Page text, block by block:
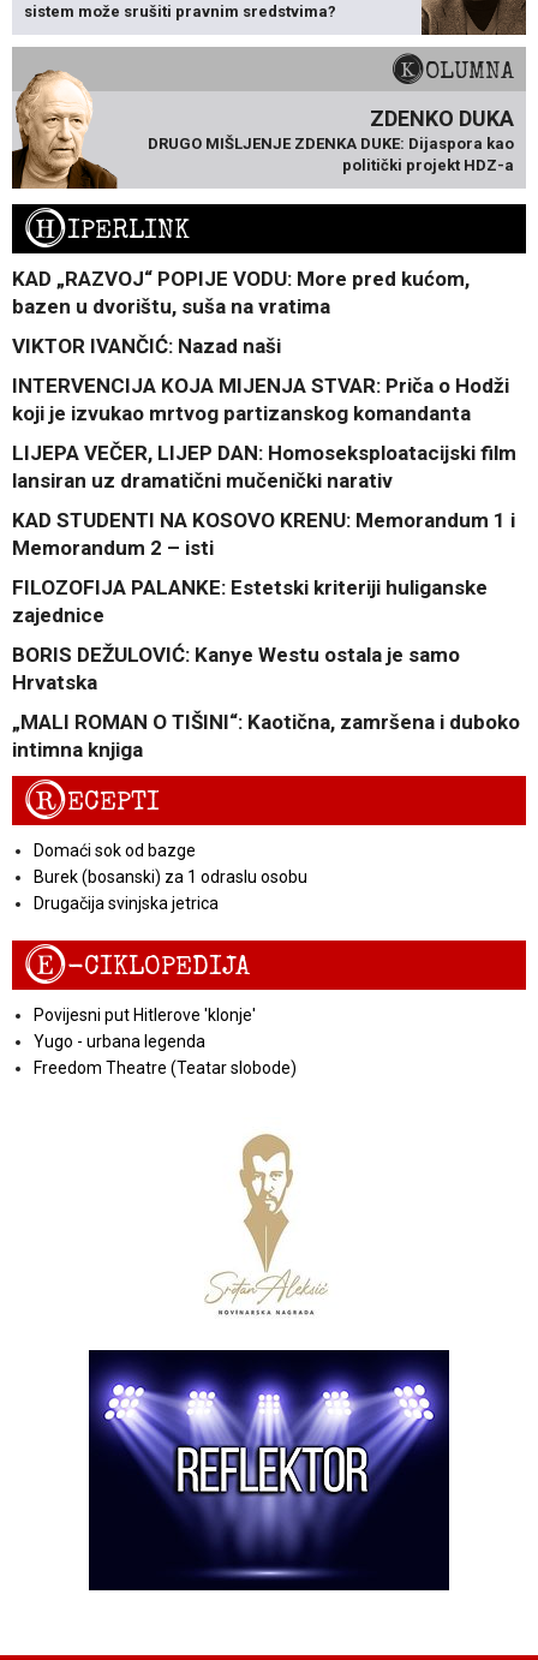
sistem može srušiti pravnim sredstvima?
KOLUMNA
ZDENKO DUKA
DRUGO MIŠLJENJE ZDENKA DUKE: Dijaspora kao
politički projekt HDZ-a
HIPERLINK
KAD „RAZVOJ“ POPIJE VODU: More pred kućom,
bazen u dvorištu, suša na vratima
VIKTOR IVANČIĆ: Nazad naši
INTERVENCIJA KOJA MIJENJA STVAR: Priča o Hodži
koji je izvukao mrtvog partizanskog komandanta
LIJEPA VEČER, LIJEP DAN: Homoseksploatacijski film
lansiran uz dramatični mučenički narativ
KAD STUDENTI NA KOSOVO KRENU: Memorandum 1 i
Memorandum 2 – isti
FILOZOFIJA PALANKE: Estetski kriteriji huliganske
zajednice
BORIS DEŽULOVIĆ: Kanye Westu ostala je samo
Hrvatska
„MALI ROMAN O TIŠINI“: Kaotična, zamršena i duboko
intimna knjiga
RECEPTI
Domaći sok od bazge
Burek (bosanski) za 1 odraslu osobu
Drugačija svinjska jetrica
E-CIKLOPEDIJA
Povijesni put Hitlerove 'klonje'
Yugo - urbana legenda
Freedom Theatre (Teatar slobode)